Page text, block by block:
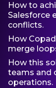
How to
Salesforce
conflicts.
How
merge
How this
teams and
operations.